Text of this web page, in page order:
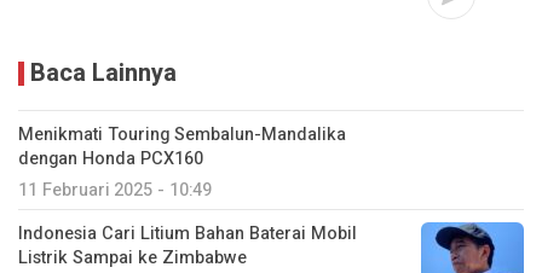
Baca Lainnya
Menikmati Touring Sembalun-Mandalika
dengan Honda PCX160
11 Februari 2025 - 10:49
Indonesia Cari Litium Bahan Baterai Mobil
Listrik Sampai ke Zimbabwe